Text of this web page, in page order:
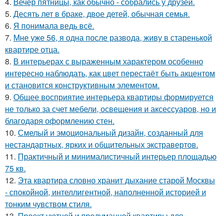
5. Десять лет в браке, двое детей, обычная семья.
6. Я понимала ведь всё.
7. Мне уже 56, я одна после развода, живу в старенькой
квартире отца.
8. В интерьерах с выраженным характером особенно
интересно наблюдать, как цвет перестаёт быть акцентом
и становится конструктивным элементом.
9. Общее восприятие интерьера квартиры формируется
не только за счет мебели, освещения и аксессуаров, но и
благодаря оформлению стен.
10. Смелый и эмоциональный дизайн, созданный для
нестандартных, ярких и общительных экстравертов.
11. Практичный и минималистичный интерьер площадью
75 кв.
12. Эта квартира словно хранит дыхание старой Москвы
- спокойной, интеллигентной, наполненной историей и
тонким чувством стиля.